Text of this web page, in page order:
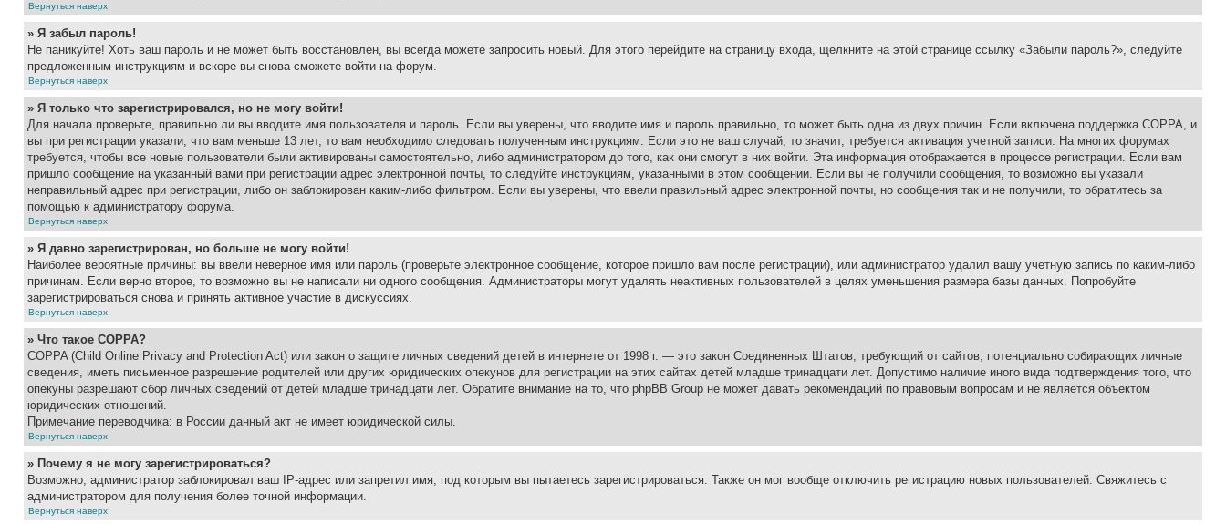
Вернуться наверх
» Я забыл пароль!
Не паникуйте! Хоть ваш пароль и не может быть восстановлен, вы всегда можете запросить новый. Для этого перейдите на страницу входа, щелкните на этой странице ссылку «Забыли пароль?», следуйте
предложенным инструкциям и вскоре вы снова сможете войти на форум.
Вернуться наверх
» Я только что зарегистрировался, но не могу войти!
Для начала проверьте, правильно ли вы вводите имя пользователя и пароль. Если вы уверены, что вводите имя и пароль правильно, то может быть одна из двух причин. Если включена поддержка COPPA, и
вы при регистрации указали, что вам меньше 13 лет, то вам необходимо следовать полученным инструкциям. Если это не ваш случай, то значит, требуется активация учетной записи. На многих форумах
требуется, чтобы все новые пользователи были активированы самостоятельно, либо администратором до того, как они смогут в них войти. Эта информация отображается в процессе регистрации. Если вам
пришло сообщение на указанный вами при регистрации адрес электронной почты, то следуйте инструкциям, указанными в этом сообщении. Если вы не получили сообщения, то возможно вы указали
неправильный адрес при регистрации, либо он заблокирован каким-либо фильтром. Если вы уверены, что ввели правильный адрес электронной почты, но сообщения так и не получили, то обратитесь за
помощью к администратору форума.
Вернуться наверх
» Я давно зарегистрирован, но больше не могу войти!
Наиболее вероятные причины: вы ввели неверное имя или пароль (проверьте электронное сообщение, которое пришло вам после регистрации), или администратор удалил вашу учетную запись по каким-либо
причинам. Если верно второе, то возможно вы не написали ни одного сообщения. Администраторы могут удалять неактивных пользователей в целях уменьшения размера базы данных. Попробуйте
зарегистрироваться снова и принять активное участие в дискуссиях.
Вернуться наверх
» Что такое COPPA?
COPPA (Child Online Privacy and Protection Act) или закон о защите личных сведений детей в интернете от 1998 г. — это закон Соединенных Штатов, требующий от сайтов, потенциально собирающих личные
сведения, иметь письменное разрешение родителей или других юридических опекунов для регистрации на этих сайтах детей младше тринадцати лет. Допустимо наличие иного вида подтверждения того, что
опекуны разрешают сбор личных сведений от детей младше тринадцати лет. Обратите внимание на то, что phpBB Group не может давать рекомендаций по правовым вопросам и не является объектом
юридических отношений.
Примечание переводчика: в России данный акт не имеет юридической силы.
Вернуться наверх
» Почему я не могу зарегистрироваться?
Возможно, администратор заблокировал ваш IP-адрес или запретил имя, под которым вы пытаетесь зарегистрироваться. Также он мог вообще отключить регистрацию новых пользователей. Свяжитесь с
администратором для получения более точной информации.
Вернуться наверх